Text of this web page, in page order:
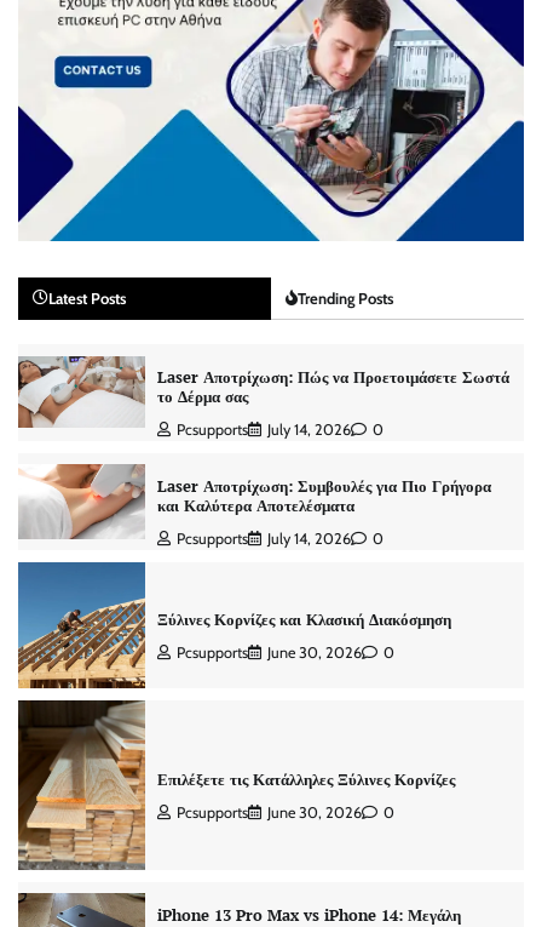
Latest Posts Trending Posts
Laser Αποτρίχωση: Πώς να Προετοιμάσετε Σωστά
το Δέρμα σας
Pcsupports July 14, 2026 0
Laser Αποτρίχωση: Συμβουλές για Πιο Γρήγορα
και Καλύτερα Αποτελέσματα
Pcsupports July 14, 2026 0
Ξύλινες Κορνίζες και Κλασική Διακόσμηση
Pcsupports June 30, 2026 0
Επιλέξετε τις Κατάλληλες Ξύλινες Κορνίζες
Pcsupports June 30, 2026 0
iPhone 13 Pro Max vs iPhone 14: Μεγάλη